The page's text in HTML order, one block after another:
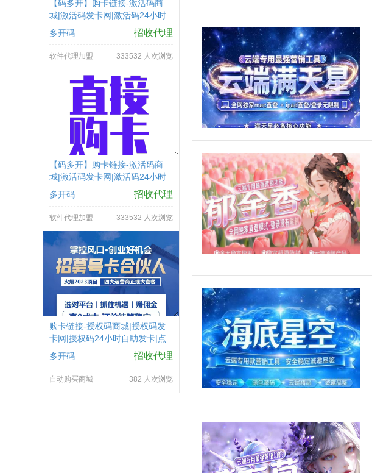
【码多开】购卡链接-激活码商
城|激活码发卡网|激活码24小时
自助发卡|点击进入
多开码 招收代理
软件代理加盟 333532 人次浏览
【码多开】购卡链接-激活码商
城|激活码发卡网|激活码24小时
自助发卡|点击进入
多开码 招收代理
软件代理加盟 333532 人次浏览
购卡链接-授权码商城|授权码发
卡网|授权码24小时自助发卡|点
击进入
多开码 招收代理
自动购买商城 382 人次浏览